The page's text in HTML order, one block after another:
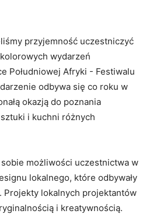
przyjemność​ uczestniczyć
⁣wydarzeń
Południowej Afryki -⁤ Festiwalu
odbywa się ‌co roku w
okazją do poznania
i kuchni różnych
możliwości uczestnictwa w
lokalnego, które odbywały
Projekty lokalnych projektantów
⁢i kreatywnością.‍